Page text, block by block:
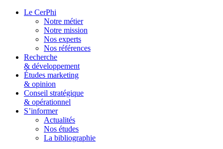
Le CerPhi
Notre métier
Notre mission
Nos experts
Nos références
Recherche
& développement
Études marketing
& opinion
Conseil stratégique
& opérationnel
S’informer
Actualités
Nos études
La bibliographie